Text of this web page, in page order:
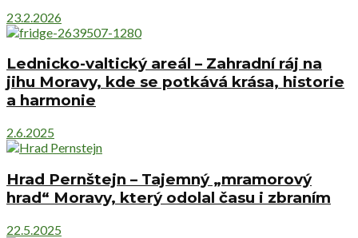
23.2.2026
Lednicko-valtický areál – Zahradní ráj na
jihu Moravy, kde se potkává krása, historie
a harmonie
2.6.2025
Hrad Pernštejn – Tajemný „mramorový
hrad“ Moravy, který odolal času i zbraním
22.5.2025